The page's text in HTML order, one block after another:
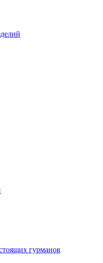
гурманов